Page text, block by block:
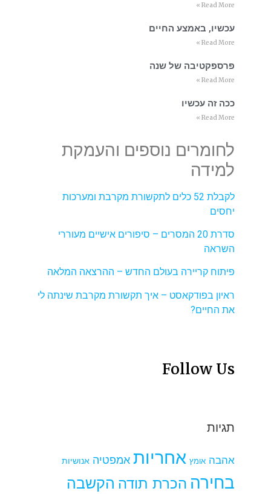
Read More »
עכשיו, באמצע החיים
Read More »
פרספקטיבה של שנה
Read More »
ככה זה עכשיו
Read More »
לחומרים נוספים והעמקת
למידה
לקבלת 52 כלים לתקשורת מקרבת ומערכות
יחסים
סדרת 20 המסרים – סיפורים אישיים מעוררי
השראה
פיתוח קריירה בעולם החדש – ההרצאה המלאה
ראיון בפודקאסט – איך תקשורת מקרבת שינתה לי
את החיים?
Follow Us
תגיות
אהבה אומץ אחריות אמפטיה אנושיות
בחירה הכרת תודה הקשבה